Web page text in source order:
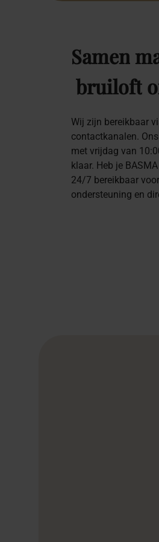
Samen
bruiloft
Wij zijn bereikbaar
contactkanalen.
met vrijdag van
klaar. Heb je
24/7 bereikbaar
ondersteuning en